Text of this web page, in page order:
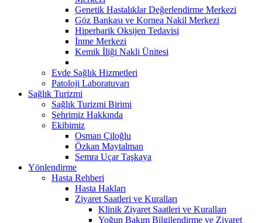
Genetik Hastalıklar Değerlendirme Merkezi
Göz Bankası ve Kornea Nakil Merkezi
Hiperbarik Oksijen Tedavisi
İnme Merkezi
Kemik İliği Nakli Ünitesi
Evde Sağlık Hizmetleri
Patoloji Laboratuvarı
Sağlık Turizmi
Sağlık Turizmi Birimi
Şehrimiz Hakkında
Ekibimiz
Osman Çiloğlu
Özkan Maytalman
Semra Uçar Taşkaya
Yönlendirme
Hasta Rehberi
Hasta Hakları
Ziyaret Saatleri ve Kuralları
Klinik Ziyaret Saatleri ve Kuralları
Yoğun Bakım Bilgilendirme ve Ziyaret